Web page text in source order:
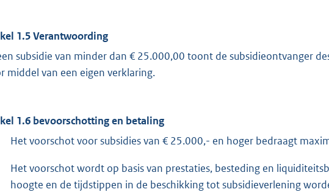
1.5Verantwoording
subsidie van minder dan € 25.000,00 toont de subsidieontvanger
middel van een eigen verklaring.
1.6 bevoorschotting en betaling
Het voorschot voor subsidies van € 25.000,- en hoger bedraagt
Het voorschot wordt op basis van prestaties, besteding en
hoogte en de tijdstippen in de beschikking tot subsidieverlening